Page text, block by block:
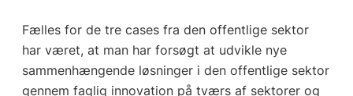
Fælles for de tre cases fra den offentlige sektor
har været, at man har forsøgt at udvikle nye
sammenhængende løsninger i den offentlige sektor
gennem faglig innovation på tværs af sektorer og